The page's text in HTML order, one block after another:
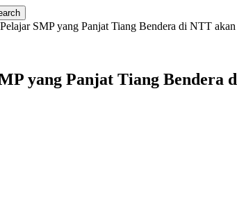
SMP yang Panjat Tiang Bendera di NTT
yang Panjat Tiang